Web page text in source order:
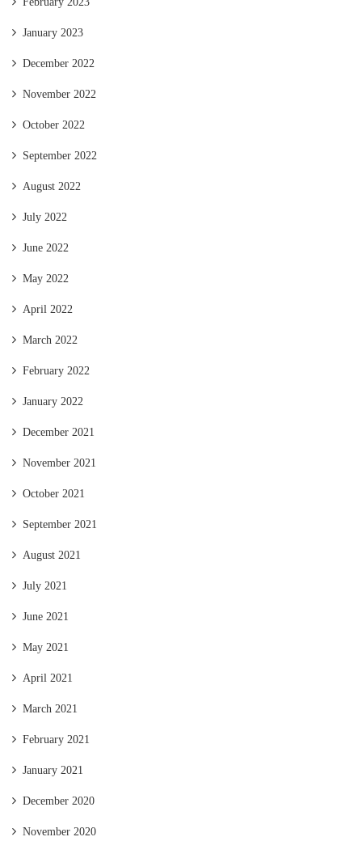
January 2023
December 2022
November 2022
October 2022
September 2022
August 2022
July 2022
June 2022
May 2022
April 2022
March 2022
February 2022
January 2022
December 2021
November 2021
October 2021
September 2021
August 2021
July 2021
June 2021
May 2021
April 2021
March 2021
February 2021
January 2021
December 2020
November 2020